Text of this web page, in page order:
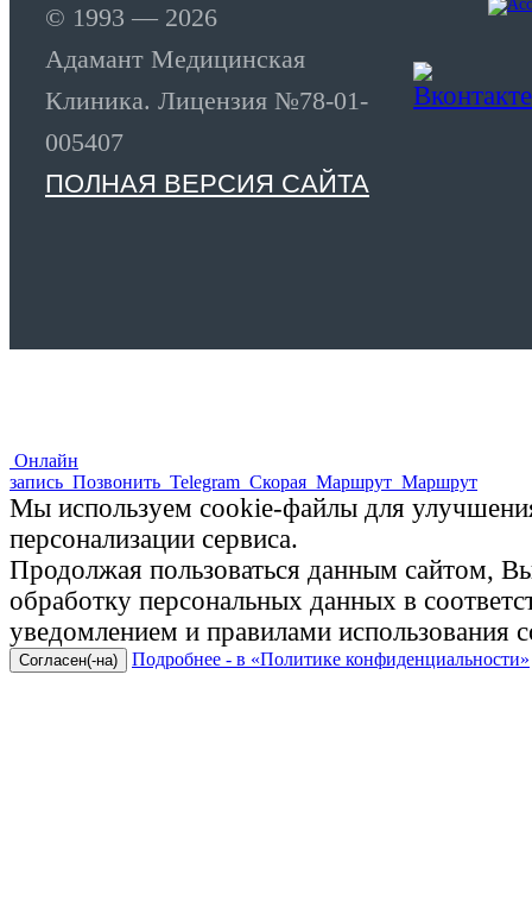
© 1993 — 2026
Адамант Медицинская
Клиника. Лицензия №78-01-
005407
ПОЛНАЯ ВЕРСИЯ САЙТА
Онлайн
запись Позвонить Telegram Скорая Маршрут Маршрут
Мы используем cookie-файлы для
персонализации сервиса.
Продолжая пользоваться данным сайтом, Вы
обработку персональных данных в
уведомлением и правилами использования
Согласен(-на) Подробнее - в «Политике конфиденциальности»